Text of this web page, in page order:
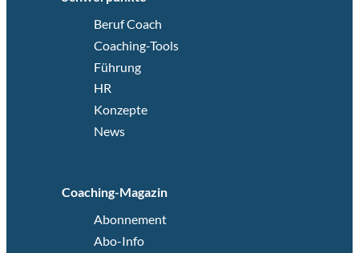
Beruf Coach
Coaching-Tools
Führung
HR
Konzepte
News
Coaching-Magazin
Abonnement
Abo-Info